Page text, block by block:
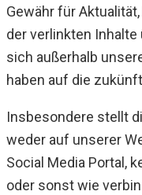
Gewähr für
der verlinkten
sich außerhalb
haben auf die
Insbesondere stellt
weder auf unserer
Social Media Portal,
oder sonst wie